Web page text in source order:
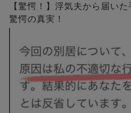
【驚愕！】浮気夫から届い
驚愕の真実！